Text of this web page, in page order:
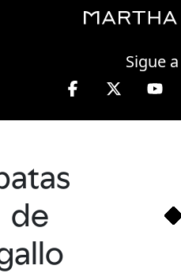
Sigue
en W, lunes a viernes
de